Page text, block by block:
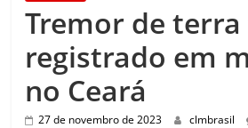
Tremor de
registrado em
no Ceará
27 de novembro de 2023 clmbrasil